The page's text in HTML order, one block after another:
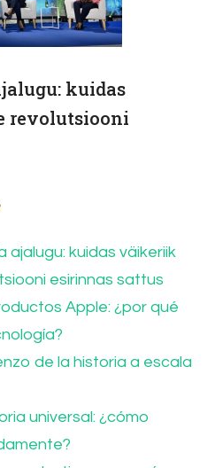
kuidas
revolutsiooni
ajalugu: kuidas väikeriik
esirinnas sattus
Apple: ¿por qué
de la historia a escala
universal: ¿cómo